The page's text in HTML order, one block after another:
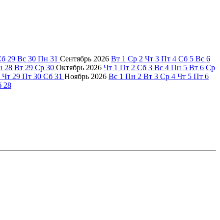
29 Вс 30 Пн 31 Сентябрь 2026 Вт 1 Ср 2 Чт 3 Пт 4 Сб 5 Вс 6
28 Вт 29 Ср 30 Октябрь 2026 Чт 1 Пт 2 Сб 3 Вс 4 Пн 5 Вт 6 Ср
Чт 29 Пт 30 Сб 31 Ноябрь 2026 Вс 1 Пн 2 Вт 3 Ср 4 Чт 5 Пт 6
28